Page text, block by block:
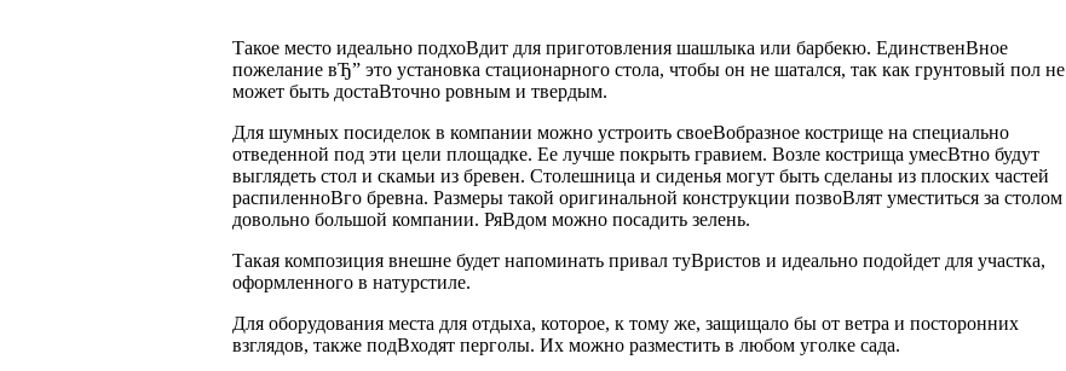
Такое место идеально подхоВ­дит для приготовления шашлыка или барбекю. ЕдинственВ­ное
пожелание вЂ” это установка стационарного стола, чтобы он не шатался, так как грунтовый пол не
может быть достаВ­точно ровным и твердым.
Для шумных посиделок в компании можно устроить своеВ­образное кострище на специально
отведенной под эти цели площадке. Ее лучше покрыть гравием. Возле кострища умесВ­тно будут
выглядеть стол и скамьи из бревен. Столешница и сиденья могут быть сделаны из плоских частей
распиленноВ­го бревна. Размеры такой оригинальной конструкции позвоВ­лят уместиться за столом
довольно большой компании. РяВ­дом можно посадить зелень.
Такая композиция внешне будет напоминать привал туВ­ристов и идеально подойдет для участка,
оформленного в натурстиле.
Для оборудования места для отдыха, которое, к тому же, защищало бы от ветра и посторонних
взглядов, также подВ­ходят перголы. Их можно разместить в любом уголке сада.